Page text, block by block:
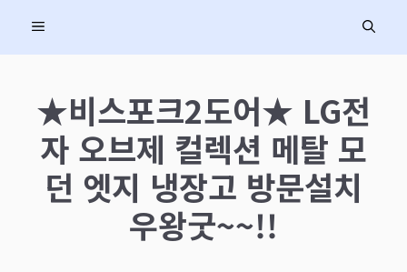
MENU
★비스포크2도어★ LG전
자 오브제 컬렉션 메탈 모
던 엣지 냉장고 방문설치
우왕굿~~!!